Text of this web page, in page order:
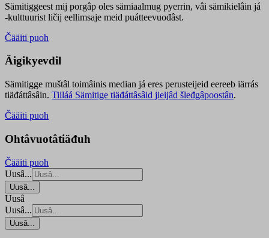
Sämitiggeest mij porgâp oles sämiaalmug pyerrin, vâi sämikielâin já
-kulttuurist ličij eellimsaje meid puátteevuođâst.
Čääiti puoh
Äigikyevdil
Sämitigge muštâl toimâinis median já eres perusteijeid eereeb iärrás
tiäđáttâsâin. Tiiláá Sämitige tiäđáttâsâid jieijâd šleđgâpoostân.
Čääiti puoh
Ohtâvuotâtiäđuh
Čääiti puoh
Uusâ...
Uusâ...
Uusâ
Uusâ...
Uusâ...